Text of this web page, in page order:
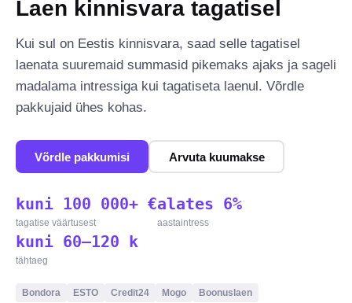
Laen kinnisvara tagatisel
Kui sul on Eestis kinnisvara, saad selle tagatisel
laenata suuremaid summasid pikemaks ajaks ja sageli
madalama intressiga kui tagatiseta laenul. Võrdle
pakkujaid ühes kohas.
Võrdle pakkumisi Arvuta kuumakse
kuni 100 000+ €
tagatise väärtusest
alates 6%
aastaintress
kuni 60–120 k
tähtaeg
Bondora ESTO Credit24 Mogo Boonuslaen